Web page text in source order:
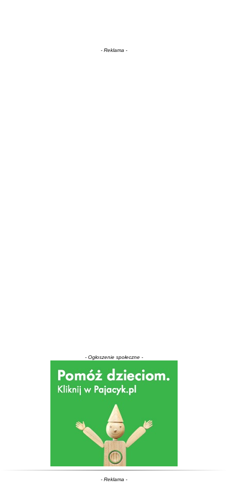
- Reklama -
- Ogłoszenie społeczne -
- Reklama -